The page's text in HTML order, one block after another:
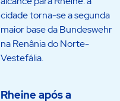
cidade torna-se a segunda
maior base da Bundeswehr
na Renânia do Norte-
Vestefália.
Rheine após a